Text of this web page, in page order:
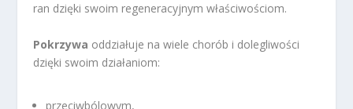
ran dzięki swoim regeneracyjnym właściwościom.
Pokrzywa oddziałuje na wiele chorób i dolegliwości
dzięki swoim działaniom:
przeciwbólowym,